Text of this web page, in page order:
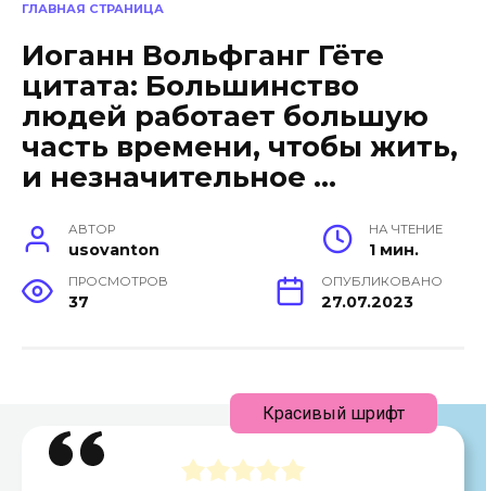
ГЛАВНАЯ СТРАНИЦА
Иоганн Вольфганг Гёте
цитата: Большинство
людей работает большую
часть времени, чтобы жить,
и незначительное …
АВТОР
usovanton
НА ЧТЕНИЕ
1 мин.
ПРОСМОТРОВ
37
ОПУБЛИКОВАНО
27.07.2023
Красивый шрифт